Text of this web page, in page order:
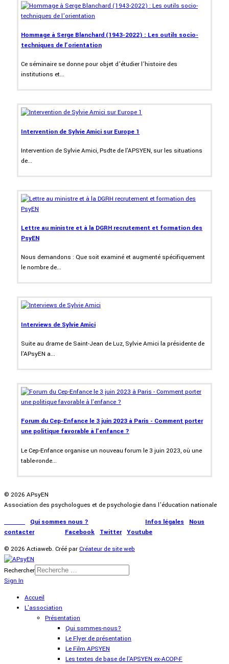
Hommage à Serge Blanchard (1943-2022) : Les outils socio-
techniques de l’orientation
Ce séminaire se donne pour objet d’étudier l’histoire des
institutions et...
Intervention de Sylvie Amici sur Europe 1
Intervention de Sylvie Amici, Psdte de l'APSYEN, sur les situations
de...
Lettre au ministre et à la DGRH recrutement et formation des
PsyEN
Nous demandons : Que soit examiné et augmenté spécifiquement
le nombre de...
Interviews de Sylvie Amici
Suite au drame de Saint-Jean de Luz, Sylvie Amici la présidente de
l'APsyEN a...
Forum du Cep-Enfance le 3 juin 2023 à Paris - Comment porter
une politique favorable à l'enfance ?
Le Cep-Enfance organise un nouveau forum le 3 juin 2023, où une
table-ronde...
© 2026 APsyEN
Association des psychologues et de psychologie dans l’éducation nationale
Qui sommes nous ? Infos légales
Nous
contacter| Facebook Twitter| Youtube
© 2026 Actiaweb. Créé parCréateur de site web
Rechercher
Sign In
Accueil
L'association
Présentation
Qui sommes-nous?
Le Flyer de présentation
Le Film APSYEN
Les textes de base de l'APSYEN ex-ACOP-F